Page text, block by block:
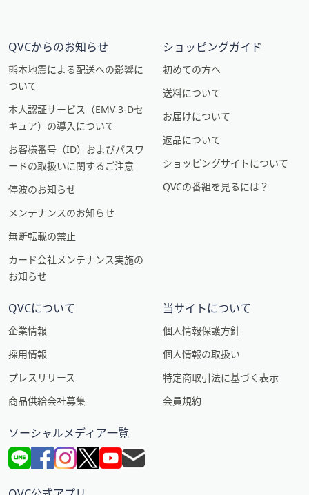
QVCからのお知らせ
熊本地震による配送への影響に
ついて
本人認証サービス（EMV 3-Dセ
キュア）の導入について
お客様番号（ID）およびパスワ
ードの取扱いに関するご注意
停波のお知らせ
メンテナンスのお知らせ
無断転載の禁止
カード会社メンテナンス実施の
お知らせ
ショッピングガイド
初めての方へ
送料について
お届けについて
返品について
ショッピングサイトについて
QVCの番組を見るには？
QVCについて
企業情報
採用情報
プレスリリース
商品供給会社募集
当サイトについて
個人情報保護方針
個人情報の取扱い
特定商取引法に基づく表示
会員規約
ソーシャルメディア一覧